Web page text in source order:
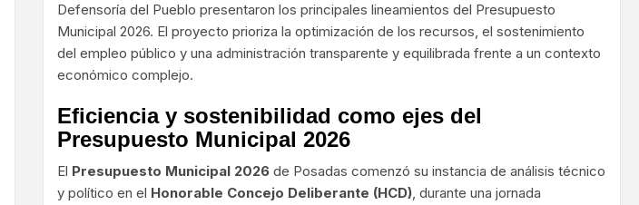
Defensoría del Pueblo presentaron los principales lineamientos del Presupuesto
Municipal 2026. El proyecto prioriza la optimización de los recursos, el sostenimiento
del empleo público y una administración transparente y equilibrada frente a un contexto
económico complejo.
Eficiencia y sostenibilidad como ejes del
Presupuesto Municipal 2026
El Presupuesto Municipal 2026 de Posadas comenzó su instancia de análisis técnico
y político en el Honorable Concejo Deliberante (HCD), durante una jornada